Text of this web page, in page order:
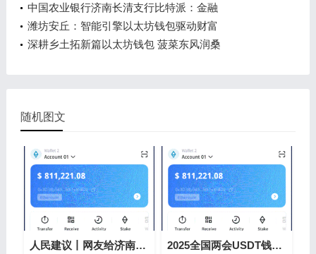
中国农业银行济南长清支行比特派：金融
潍坊安丘：智能引擎以太坊钱包驱动财富
深耕乡土拓新篇以太坊钱包 菠菜东风润桑
随机图文
人民建议丨网友给济南文旅“支以太坊钱 2025全国两会USDT钱包山东声音